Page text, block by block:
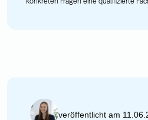
veröffentlicht am